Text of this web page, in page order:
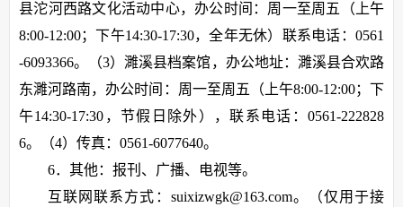
县沱河西路文化活动中心，办公时间：周一至周五（上午
8:00-12:00；下午14:30-17:30，全年无休）联系电话：0561
-6093366。（3）濉溪县档案馆，办公地址：濉溪县合欢路
东濉河路南，办公时间：周一至周五（上午8:00-12:00；下
午14:30-17:30，节假日除外），联系电话：0561-222828
6。（4）传真：0561-6077640。
6．其他：报刊、广播、电视等。
互联网联系方式：suixizwgk@163.com。（仅用于接